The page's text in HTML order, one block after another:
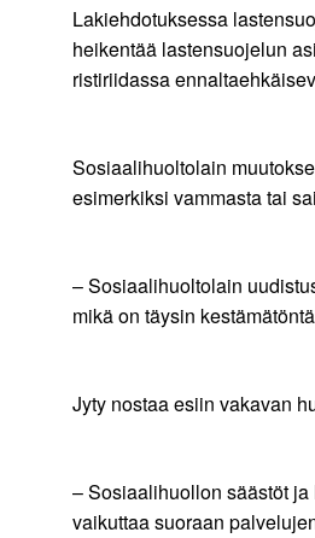
Lakiehdotuksessa
heikentää lastensuojelun
ristiriidassa
Sosiaalihuoltolain
esimerkiksi vammasta tai
– Sosiaalihuoltolain
mikä on täysin
Jyty nostaa esiin vakavan
– Sosiaalihuollon säästöt
vaikuttaa suoraan